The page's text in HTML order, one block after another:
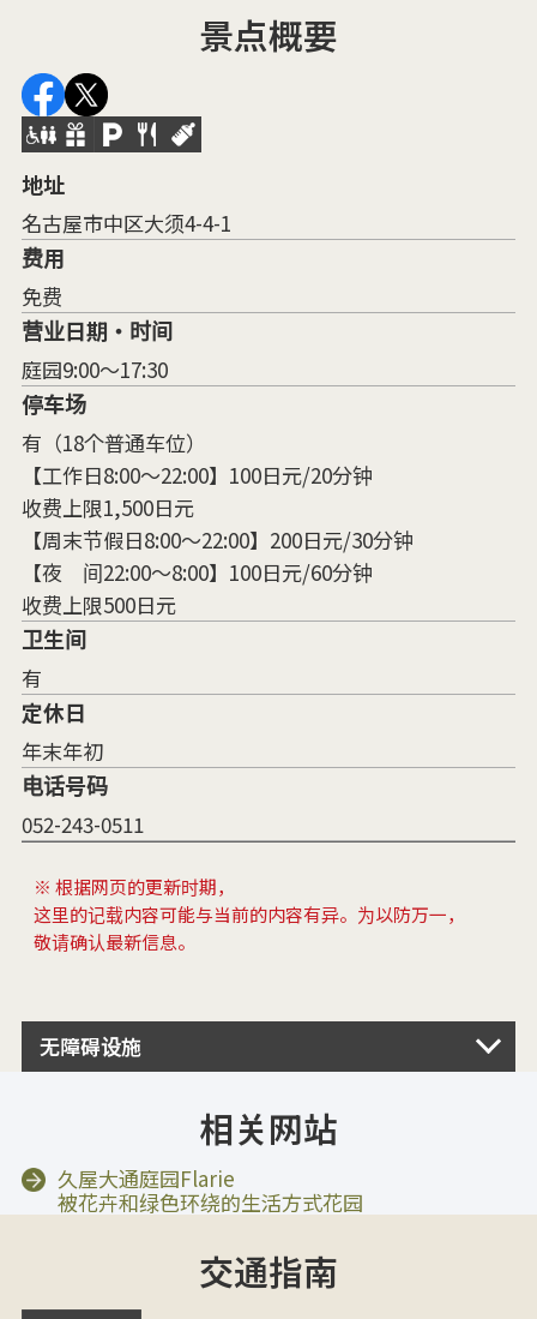
景点概要
地址
名古屋市中区大须4-4-1
费用
免费
营业日期・时间
庭园9:00～17:30
停车场
有（18个普通车位）
【工作日8:00～22:00】100日元/20分钟
收费上限1,500日元
【周末节假日8:00～22:00】200日元/30分钟
【夜 间22:00～8:00】100日元/60分钟
收费上限500日元
卫生间
有
定休日
年末年初
电话号码
052-243-0511
※ 根据网页的更新时期，
这里的记载内容可能与当前的内容有异。为以防万一，
敬请确认最新信息。
无障碍设施
相关网站
久屋大通庭园Flarie
被花卉和绿色环绕的生活方式花园
交通指南